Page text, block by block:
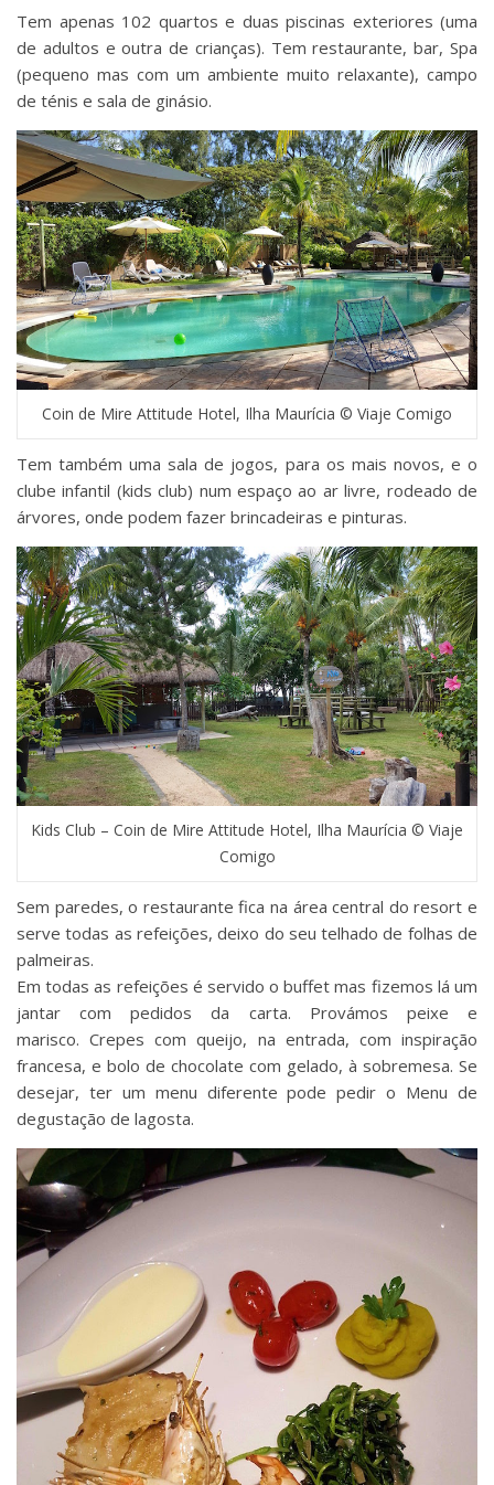
Tem apenas 102 quartos e duas piscinas exteriores (uma
de adultos e outra de crianças). Tem restaurante, bar, Spa
(pequeno mas com um ambiente muito relaxante), campo
de ténis e sala de ginásio.
Coin de Mire Attitude Hotel, Ilha Maurícia © Viaje Comigo
Tem também uma sala de jogos, para os mais novos, e o
clube infantil (kids club) num espaço ao ar livre, rodeado de
árvores, onde podem fazer brincadeiras e pinturas.
Kids Club – Coin de Mire Attitude Hotel, Ilha Maurícia © Viaje
Comigo
Sem paredes, o restaurante fica na área central do resort e
serve todas as refeições, deixo do seu telhado de folhas de
palmeiras.
Em todas as refeições é servido o buffet mas fizemos lá um
jantar com pedidos da carta. Provámos peixe e
marisco. Crepes com queijo, na entrada, com inspiração
francesa, e bolo de chocolate com gelado, à sobremesa. Se
desejar, ter um menu diferente pode pedir o Menu de
degustação de lagosta.